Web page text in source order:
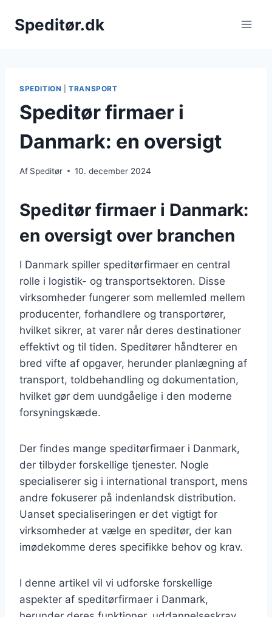
Speditør.dk
SPEDITION |TRANSPORT
Speditør firmaer i
Danmark: en oversigt
Af Speditør 10. december 2024
Speditør firmaer i Danmark:
en oversigt over branchen
I Danmark spiller speditørfirmaer en central
rolle i logistik- og transportsektoren. Disse
virksomheder fungerer som mellemled mellem
producenter, forhandlere og transportører,
hvilket sikrer, at varer når deres destinationer
effektivt og til tiden. Speditører håndterer en
bred vifte af opgaver, herunder planlægning af
transport, toldbehandling og dokumentation,
hvilket gør dem uundgåelige i den moderne
forsyningskæde.
Der findes mange speditørfirmaer i Danmark,
der tilbyder forskellige tjenester. Nogle
specialiserer sig i international transport, mens
andre fokuserer på indenlandsk distribution.
Uanset specialiseringen er det vigtigt for
virksomheder at vælge en speditør, der kan
imødekomme deres specifikke behov og krav.
I denne artikel vil vi udforske forskellige
aspekter af speditørfirmaer i Danmark,